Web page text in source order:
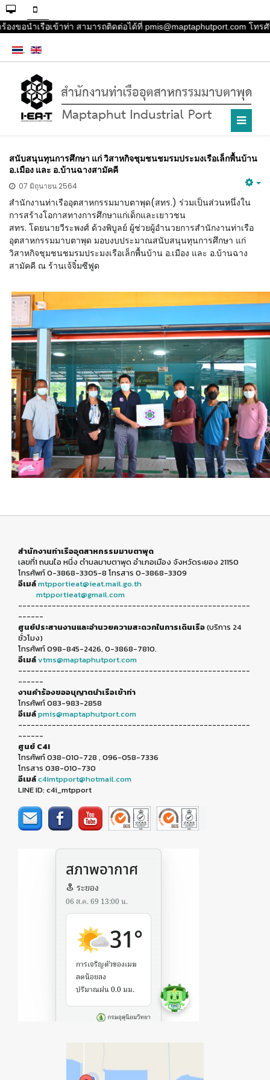
อนำเรือเข้าท่า สามารถติดต่อได้ที่ pmis@maptaphutport.com โทรศั
สนับสนุนทุนการศึกษา แก่ วิสาหกิจชุมชนชมรมประมงเรือเล็กพื้นบ้าน
อ.เมือง และ อ.บ้านฉางสามัคคี
07 มิถุนายน 2564
สำนักงานท่าเรืออุตสาหกรรมมาบตาพุด(สทร.) ร่วมเป็นส่วนหนึ่งใน
การสร้างโอกาสทางการศึกษาแก่เด็กและเยาวชน
สทร. โดยนายวีระพงศ์ ด้วงพิบูลย์ ผู้ช่วยผู้อำนวยการสำนักงานท่าเรือ
อุตสาหกรรมมาบตาพุด มอบงบประมาณสนับสนุนทุนการศึกษา แก่
วิสาหกิจชุมชนชมรมประมงเรือเล็กพื้นบ้าน อ.เมือง และ อ.บ้านฉาง
สามัคคี ณ ร้านเจ้จิ๋มซีฟูด
สำนักงานท่าเรืออุตสาหกรรมมาบตาพุด
เลขที่1 ถนนไอ หนึ่ง ตำบลมาบตาพุด อำเภอเมือง จังหวัดระยอง 21150
โทรศัพท์ 0-3868-3305-8 โทรสาร 0-3868-3309
อีเมล์mtpportieat@ieat.mail.go.th
mtpportieat@gmail.com
-------------------------------------------------------
------
ศูนย์ประสานงานและอำนวยความสะดวกในการเดินเรือ(บริการ 24
ชั่วโมง)
โทรศัพท์ 098-845-2426, 0-3868-7810.
อีเมล์vtms@maptaphutport.com
-------------------------------------------------------
------
งานคำร้องขออนุญาตนำเรือเข้าท่า
โทรศัพท์ 083-983-2858
อีเมล์pmis@maptaphutport.com
-------------------------------------------------------
------
ศูนย์ C4I
โทรศัพท์ 038-010-728 , 096-058-7336
โทรสาร 038-010-730
อีเมล์c4imtpport@hotmail.com
LINE ID: c4i_mtpport